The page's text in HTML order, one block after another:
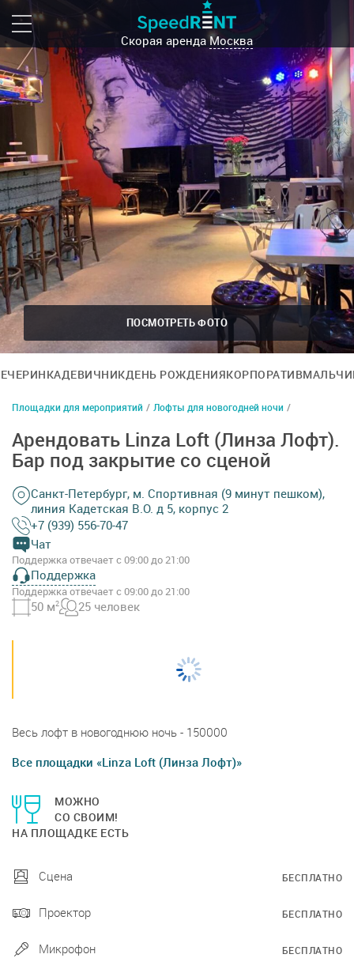
Скорая арендаМосква
ПОСМОТРЕТЬ ФОТО
ДЕВИЧНИКДЕНЬ РОЖДЕНИЯКОРПОРАТИВ
Площадки для мероприятий / Лофты для новогодней ночи /
Арендовать Linza Loft (Линза Лофт).
Бар под закрытие со сценой
Санкт-Петербург, м. Спортивная (9 минут пешком),
линия Кадетская В.О. д 5, корпус 2
+7 (939) 556-70-47
Чат
Поддержка отвечает с 09:00 до 21:00
Поддержка
Поддержка отвечает с 09:00 до 21:00
50 м2 25 человек
Весь лофт в новогоднюю ночь - 150000
Все площадки «Linza Loft (Линза Лофт)»
МОЖНО
СО СВОИМ!
НА ПЛОЩАДКЕ ЕСТЬ
Сцена БЕСПЛАТНО
Проектор БЕСПЛАТНО
Микрофон БЕСПЛАТНО